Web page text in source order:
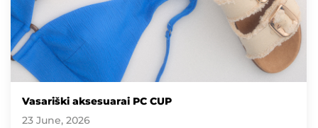
Vasariški aksesuarai PC CUP
23 June, 2026